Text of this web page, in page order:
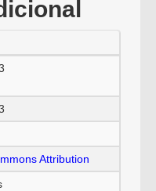
Attribution